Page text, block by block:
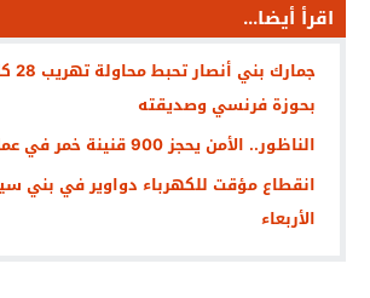
اقرأ أيضا...
بحوزة فرنسي وصديقته
الناظور.. الأمن يحجز 900 قنينة خمر في عمليتين نوعيتين
انقطاع مؤقت للكهرباء دواوير في بني
الأربعاء